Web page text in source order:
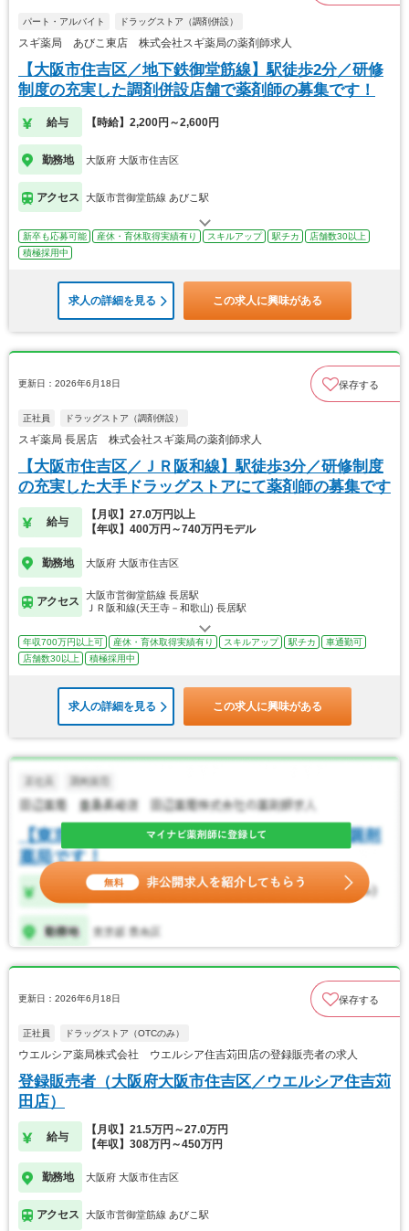
パート・アルバイト ドラッグストア（調剤併設）
スギ薬局 あびこ東店 株式会社スギ薬局の薬剤師求人
【大阪市住吉区／地下鉄御堂筋線】駅徒歩2分／研修
制度の充実した調剤併設店舗で薬剤師の募集です！
給与 【時給】2,200円～2,600円
勤務地 大阪府 大阪市住吉区
アクセス 大阪市営御堂筋線 あびこ駅
新卒も応募可能 産休・育休取得実績有り スキルアップ 駅チカ
店舗数30以上
積極採用中
求人の詳細を見る この求人に興味がある
更新日：2026年6月18日 保存する
正社員 ドラッグストア（調剤併設）
スギ薬局 長居店 株式会社スギ薬局の薬剤師求人
【大阪市住吉区／ＪＲ阪和線】駅徒歩3分／研修制度
の充実した大手ドラッグストアにて薬剤師の募集です
給与
【月収】27.0万円以上
【年収】400万円～740万円モデル
勤務地 大阪府 大阪市住吉区
アクセス
大阪市営御堂筋線 長居駅
ＪＲ阪和線(天王寺－和歌山) 長居駅
年収700万円以上可 産休・育休取得実績有り スキルアップ 駅チカ
車通勤可
店舗数30以上
積極採用中
求人の詳細を見る この求人に興味がある
更新日：2026年6月18日 保存する
正社員 ドラッグストア（OTCのみ）
ウエルシア薬局株式会社 ウエルシア住吉苅田店の登録販売者の求人
登録販売者（大阪府大阪市住吉区／ウエルシア住吉苅
田店）
給与
【月収】21.5万円～27.0万円
【年収】308万円～450万円
勤務地 大阪府 大阪市住吉区
アクセス 大阪市営御堂筋線 あびこ駅